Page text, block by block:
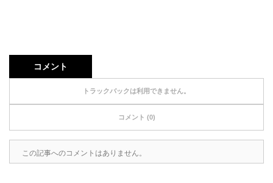
コメント
トラックバックは利用できません。
コメント (0)
この記事へのコメントはありません。